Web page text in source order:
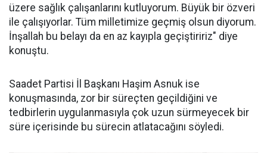
üzere sağlık çalışanlarını kutluyorum. Büyük bir özveri
ile çalışıyorlar. Tüm milletimize geçmiş olsun diyorum.
İnşallah bu belayı da en az kayıpla geçiştiririz" diye
konuştu.
Saadet Partisi İl Başkanı Haşim Asnuk ise
konuşmasında, zor bir süreçten geçildiğini ve
tedbirlerin uygulanmasıyla çok uzun sürmeyecek bir
süre içerisinde bu sürecin atlatacağını söyledi.